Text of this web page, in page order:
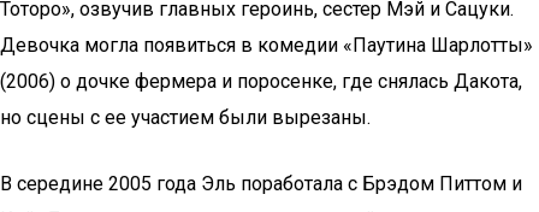
Тоторо», озвучив главных героинь, сестер Мэй и Сацуки.
Девочка могла появиться в комедии «Паутина Шарлотты»
(2006) о дочке фермера и поросенке, где снялась Дакота,
но сцены с ее участием были вырезаны.
В середине 2005 года Эль поработала с Брэдом Питтом и